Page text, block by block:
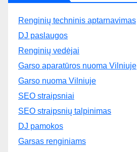
Renginių techninis aptarnavimas
DJ paslaugos
Renginių vedėjai
Garso aparatūros nuoma Vilniuje
Garso nuoma Vilniuje
SEO straipsniai
SEO straipsnių talpinimas
DJ pamokos
Garsas renginiams